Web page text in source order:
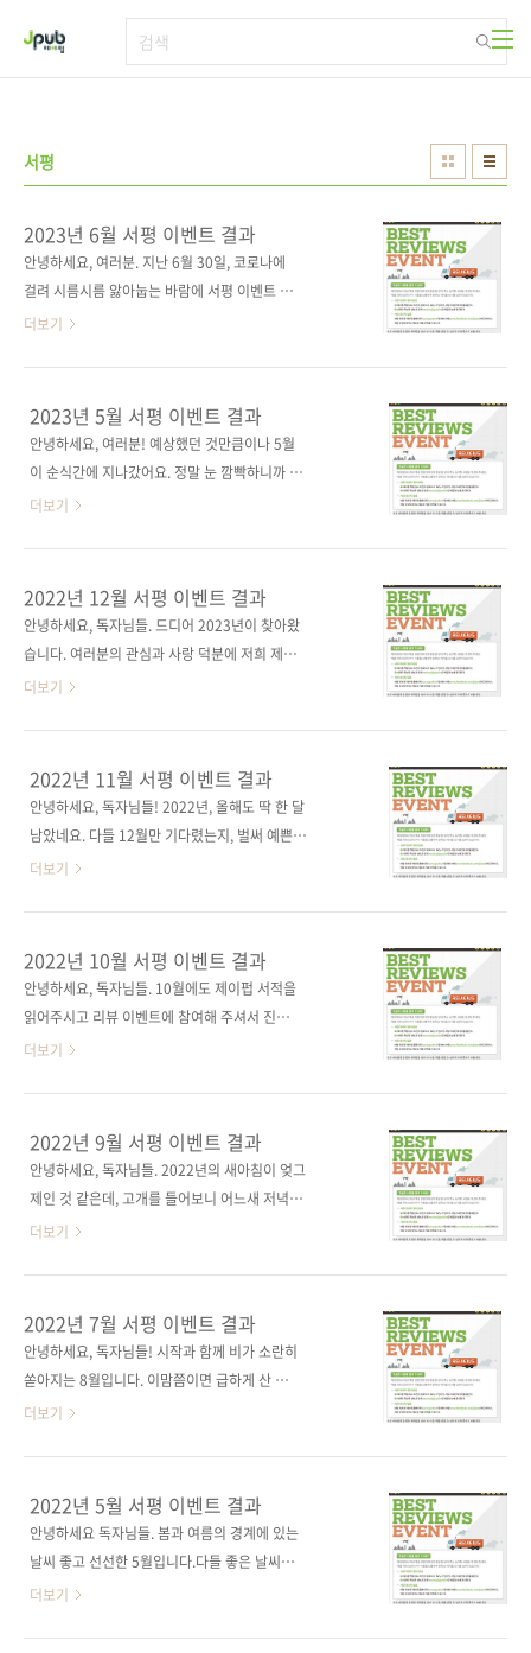
서평
2023년 6월 서평 이벤트 결과
안녕하세요, 여러분. 지난 6월 30일, 코로나에
걸려 시름시름 앓아눕는 바람에 서평 이벤트 결
과 발표가 다소 지연됐습니다. 죄송합니다. 말을
적을 읽어주시고 리뷰 이벤트에 참여해 주셔서
진심으로 감사드립니다. 당첨자는 합격의기운
님, iibon 님입니다! - 합격의기운 님 딥러닝을
로 영상 편집 서평 당첨되신 분들 모두 축하드립
니다. 제이펍 서평 이벤트 담당자 드림
더보기
2023년 5월 서평 이벤트 결과
안녕하세요, 여러분! 예상했던 것만큼이나 5월
이 순식간에 지나갔어요. 정말 눈 깜빡하니까 와
버렸네요, 허허~ 마케터 개인적으로도 참 바쁜
이며, 아! 어제는 화단에 꽃도 심고...🥕 덕분에
남은 2023년을 더욱 건강하고 쾌적한 환경에서
즐겁게 일할 수 있을 것 같답니다! 독자님들께도
이번 서평 이벤트 당첨 소식을 준비했어요. 5월
에도 제이펍 서적을 읽어주시고 리뷰 이벤트에
월 당첨자 발표하겠습니다. 김O영 님, 합격의기
운 님, 성O섭 님, 윤O주님입니다! - 김O영 님 실
무에 바로 쓰는 일잘러의 엑셀 입문 서평 - ..
더보기
2022년 12월 서평 이벤트 결과
안녕하세요, 독자님들. 드디어 2023년이 찾아왔
습니다. 여러분의 관심과 사랑 덕분에 저희 제이
펍 식구들이 너무 행복한 한 해를 보낼 수 있었답
으로 더욱 노력하겠습니다! 지난 12월에도 제이
펍 서적을 읽어주시고 리뷰 이벤트에 참여해주
셔서 진심으로 감사드립니다. 그럼 12월 당첨자
니다! - 이O은 님 라라벨 실전 웹 애플리케이션
개발 서평 - spaciall 님 유니티로 배우는 게임
일잘러의 보고서 작성법 서평 당첨되신 분들 모
두 축하드립니다. 제이펍 서평 이벤트 담당자 드
림
더보기
2022년 11월 서평 이벤트 결과
안녕하세요, 독자님들! 2022년, 올해도 딱 한 달
남았네요. 다들 12월만 기다렸는지, 벌써 예쁜
소품으로 치장한 트리가 거리를 꾸미고 형형색
말을 제 속도대로 맞은 저만 바보가 된 느낌입니
다. 제이펍 독자님들은 올 한 해 동안 채우지 못
한 행복을 채울 수 있는 12월이 되길 바라는 마
니다. 11월에도 제이펍 서적을 읽어주시고 리뷰
이벤트에 참여해주셔서 진심으로 감사드립니다.
현, 서O선 님입니다! - 차O운 님 웹 디자인, 이렇
게 하면 되나요? 서평 - 김O현 님 일잘러의 엑셀
데이터 분석 서평 - 서O선 님 디..
더보기
2022년 10월 서평 이벤트 결과
안녕하세요, 독자님들. 10월에도 제이펍 서적을
읽어주시고 리뷰 이벤트에 참여해 주셔서 진심
으로 감사드립니다. 10월 당첨자는 강O봉 님입
더보기
2022년 9월 서평 이벤트 결과
안녕하세요, 독자님들. 2022년의 새아침이 엊그
제인 것 같은데, 고개를 들어보니 어느새 저녁에
다다랐네요. 벌써 이맘때가 되면 한 해를 허망하
익숙해져서인지 잘은 모르겠지만, 이전보다 홀
가분한 10월이 찾아온 것 같습니다. 제이펍 독자
님들에게도 평안한 10월이 찾아오길 바라는 마
니다. 9월에도 제이펍 서적을 읽어주시고 리뷰
이벤트에 참여해 주셔서 진심으로 감사드립니
purplek 님입니다! - 김O훈 님 프로그래머의 뇌
서평 - purplek 님 모두를 위한 클라우드 컴퓨팅
서평 당첨되신 분들 모두 축하드립니다. 제이펍
..
더보기
2022년 7월 서평 이벤트 결과
안녕하세요, 독자님들! 시작과 함께 비가 소란히
쏟아지는 8월입니다. 이맘쯤이면 급하게 산 우산
들이 집안에 하나하나 쌓여가기 마련이죠. 서평
적을 읽어주시고 리뷰 이벤트에 참여해 주셔서
진심으로 감사드립니다. 그럼 7월 당첨자 발표하
겠습니다. 황O림 님, 서O리 님입니다! - 황O림
평 - 서O림 님 세상에 하나뿐인 디자인 굿즈 만
들기 with 프로크리에이트&일러스트레이터 서
더보기
2022년 5월 서평 이벤트 결과
안녕하세요 독자님들. 봄과 여름의 경계에 있는
날씨 좋고 선선한 5월입니다.다들 좋은 날씨와
자연 만끽하고 계신지요? 5월의 청명한 하늘과
더보기